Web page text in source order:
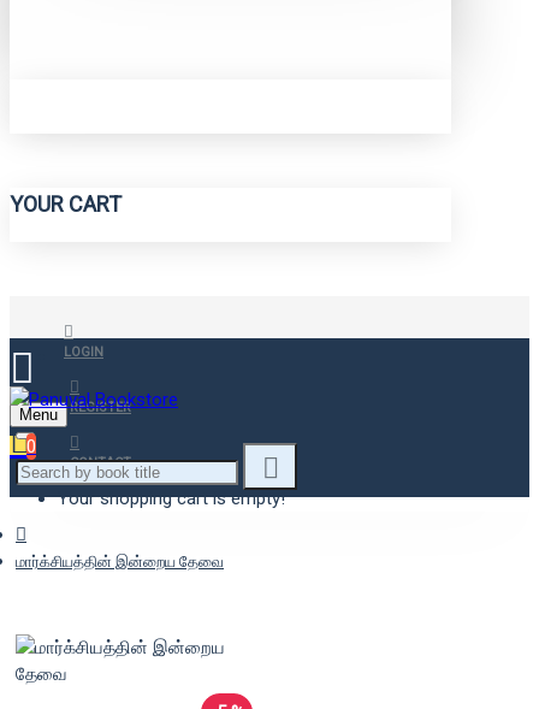
YOUR CART
LOGIN
REGISTER
CONTACT
Menu
0
Your shopping cart is empty!
மார்க்சியத்தின் இன்றைய தேவை